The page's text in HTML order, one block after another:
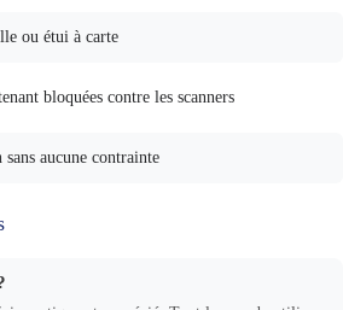
ou étui à carte
bloquées contre les scanners
aucune contrainte